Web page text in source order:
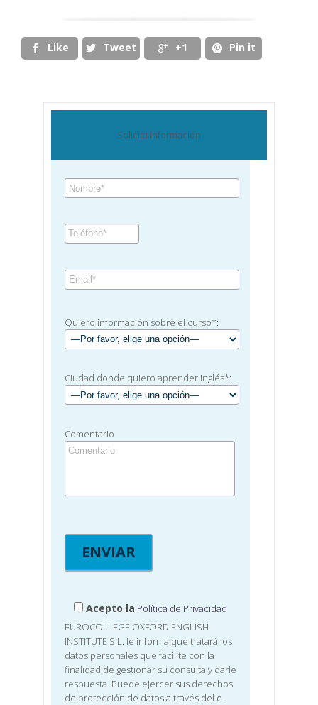
 Like  Tweet  +1  Pin it
Solicita información
Quiero información sobre el curso*:
Ciudad donde quiero aprender inglés*:
Comentario
Acepto la Política de Privacidad
EUROCOLLEGE OXFORD ENGLISH
INSTITUTE S.L. le informa que tratará los
datos personales que facilite con la
finalidad de gestionar su consulta y darle
respuesta. Puede ejercer sus derechos
de protección de datos a través del e-